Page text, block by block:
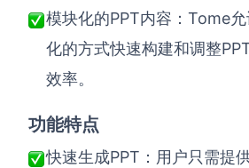
模块化的PPT内容：Tome
化的方式快速构建和调整
效率。
功能特点
快速生成PPT：用户只需提